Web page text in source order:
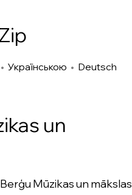
•Українською • Deutsch
un
Mūzikas un mākslas